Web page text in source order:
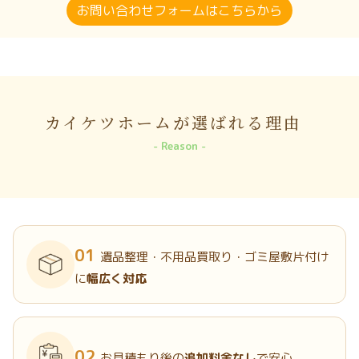
お問い合わせフォームはこちらから
カイケツホームが選ばれる理由
Reason
01 遺品整理・不用品買取り・ゴミ屋敷片付け
に幅広く対応